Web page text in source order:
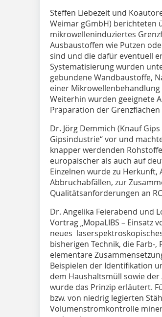
Steffen Liebezeit und
Weimar gGmbH) berichteten
mikrowelleninduziertes
Ausbaustoffen wie Putzen
sind und die dafür eventuell
Systematisierung wurden
gebundene Wandbaustoffe,
einer
Weiterhin wurden geeignete
Präparation der
Dr. Jörg Demmich (Knauf
Gipsindustrie“ vor und
knapper werdenden
europäischer als auch auf
Einzelnen wurde zu
Abbruchabfällen, zur
Qualitätsanforderungen an
Dr. Angelika Feierabend und
Vortrag „MopaLIBS – Einsatz
neues
bisherigen Technik, die
elementare
Beispielen der Identifikation
dem Haushaltsmüll sowie
wurde das Prinzip erläutert.
bzw. von niedrig legierten
Volumenstromkontrolle